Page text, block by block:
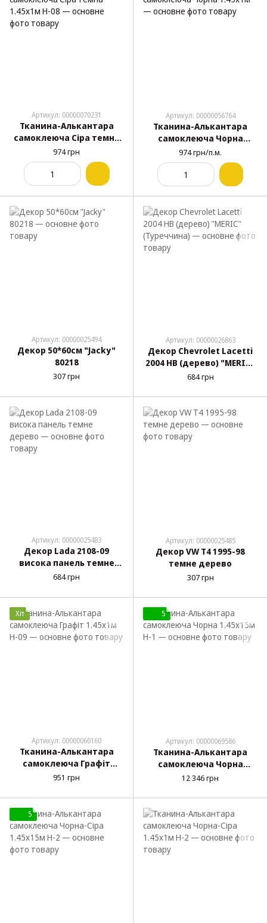
Артикул: 00000070231
Тканина-Алькантара
самоклеюча Сіра темна
1.45х1м H-08
974 грн
Артикул: 00000056764
Тканина-Алькантара
самоклеюча Чорна
1.45х1м
974 грн/п.м.
Артикул: 00000025494
Декор 50*60см "Jacky"
80218
307 грн
Артикул: 00000026863
Декор Chevrolet Lacetti
2004 HB (дерево) "MERIC"
(Туреччина)
684 грн
Артикул: 00000025483
Декор Lada 2108-09
висока панель темне
дерево
684 грн
Артикул: 00000025485
Декор VW T4 1995-98
темне дерево
307 грн
Хіт
Артикул: 00000060160
Тканина-Алькантара
самоклеюча Графіт
1.45х1м H-09
951 грн
5
Артикул: 00000069586
Тканина-Алькантара
самоклеюча Чорна
1.45х15м H-1
12 346 грн
5